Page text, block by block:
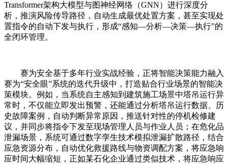
Transformer架构大模型与图神经网络（GNN）进行深度分
析，推演风险传导路径，自动生成最优处置方案，甚至实现处
置指令的自动下发与执行，形成“感知—分析—决策—执行”的
全闭环管理。
赛为安全基于多年行业实战经验，正将智能决策能力融入
赛为“安全眼”系统的迭代升级中，打造贴合行业场景的智能决
策模块。例如，当系统自主感知到建筑施工场景中塔吊运行异
常时，不仅能立即发出预警，还能通过分析塔吊运行数据、历
史故障案例，自动判断异常原因，推送针对性的停机检修建
议，并同步将指令下发至现场管理人员与作业人员；在危化品
泄漏场景，系统可通过数字孪生技术模拟泄漏扩散路径，结合
应急资源分布，自动优化救援路线与物资调配方案，将应急响
应时间大幅缩短，正如某石化企业通过类似技术，将应急响应